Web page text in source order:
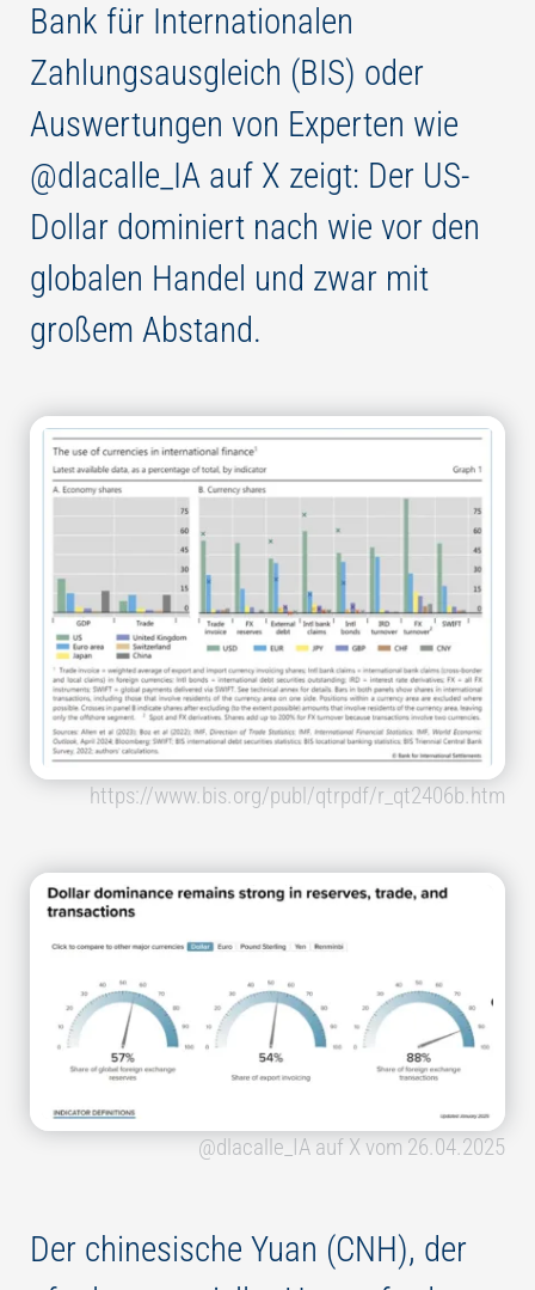
Bank für Internationalen
Zahlungsausgleich (BIS) oder
Auswertungen von Experten wie
@dlacalle_IA auf X zeigt: Der US-
Dollar dominiert nach wie vor den
globalen Handel und zwar mit
großem Abstand.
https://www.bis.org/publ/qtrpdf/r_qt2406b.htm
@dlacalle_IA auf X vom 26.04.2025
Der chinesische Yuan (CNH), der